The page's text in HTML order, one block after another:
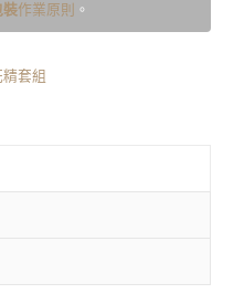
裝作業原則 。
精套組